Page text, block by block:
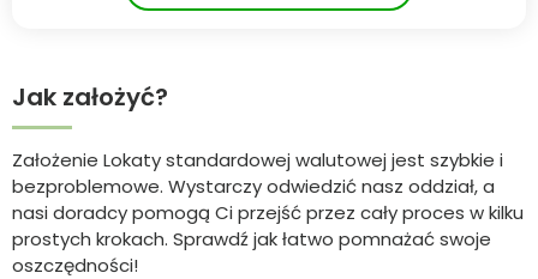
Jak założyć?
Założenie Lokaty standardowej walutowej jest szybkie i
bezproblemowe. Wystarczy odwiedzić nasz oddział, a
nasi doradcy pomogą Ci przejść przez cały proces w kilku
prostych krokach. Sprawdź jak łatwo pomnażać swoje
oszczędności!